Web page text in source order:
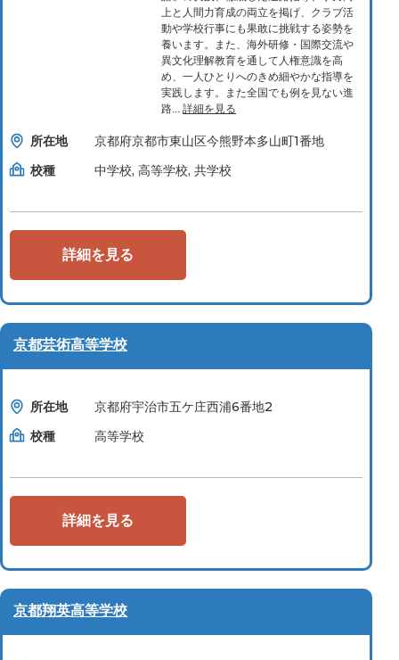
上と人間力育成の両立を掲げ、クラブ活
動や学校行事にも果敢に挑戦する姿勢を
養います。また、海外研修・国際交流や
異文化理解教育を通して人権意識を高
め、一人ひとりへのきめ細やかな指導を
実践します。また全国でも例を見ない進
路... 詳細を見る
所在地
京都府京都市東山区今熊野本多山町1番地
校種
中学校, 高等学校, 共学校
詳細を見る
京都芸術高等学校
所在地
京都府宇治市五ケ庄西浦6番地2
校種
高等学校
詳細を見る
京都翔英高等学校